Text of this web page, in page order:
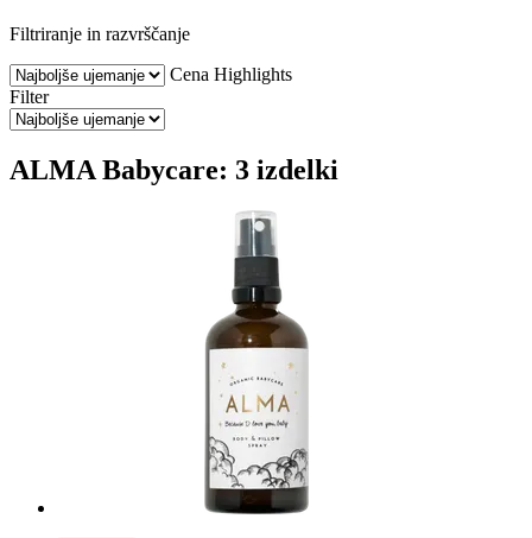
Filtriranje in razvrščanje
Cena Highlights
Filter
ALMA Babycare: 3 izdelki